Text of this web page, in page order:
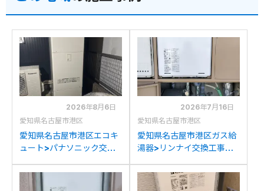
2026年8月6日
愛知県名古屋市港区
愛知県名古屋市港区エコキ
ュート>パナソニック交換
TU-37KFVからパナソニッ
クHE-S37LQSへの交換
2026年7月16日
愛知県名古屋市港区
愛知県名古屋市港区ガス給
湯器>リンナイ交換工事施
1608SAWからリンナイ
RUF-A2005SAW(C)への